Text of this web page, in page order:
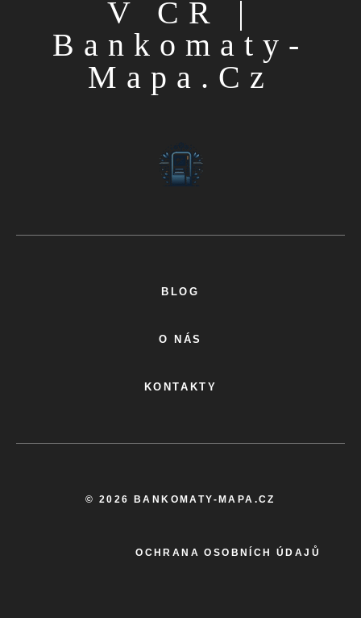
V ČR |
Bankomaty-
Mapa.cz
BLOG
O NÁS
KONTAKTY
© 2026 BANKOMATY-MAPA.CZ
OCHRANA OSOBNÍCH ÚDAJŮ